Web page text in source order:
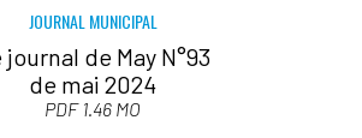
JOURNAL MUNICIPAL
journal de May N°93
de mai 2024
PDF 1.46 MO